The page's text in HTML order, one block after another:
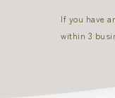
If you have
within 3